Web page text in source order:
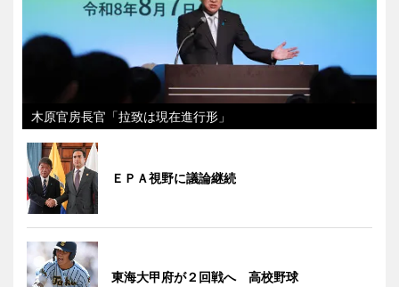
木原官房長官「拉致は現在進行形」
ＥＰＡ視野に議論継続
東海大甲府が２回戦へ 高校野球